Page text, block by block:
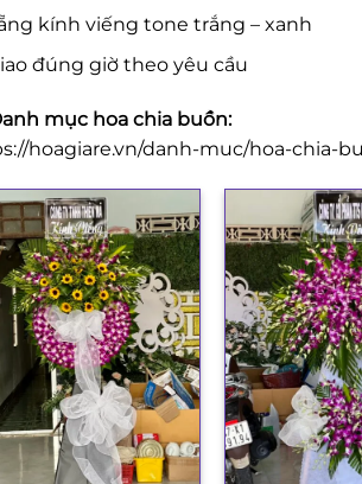
kính viếng tone trắng – xanh
đúng giờ theo yêu cầu
mục hoa chia buồn:
hoagiare.vn/danh-muc/hoa-chia-